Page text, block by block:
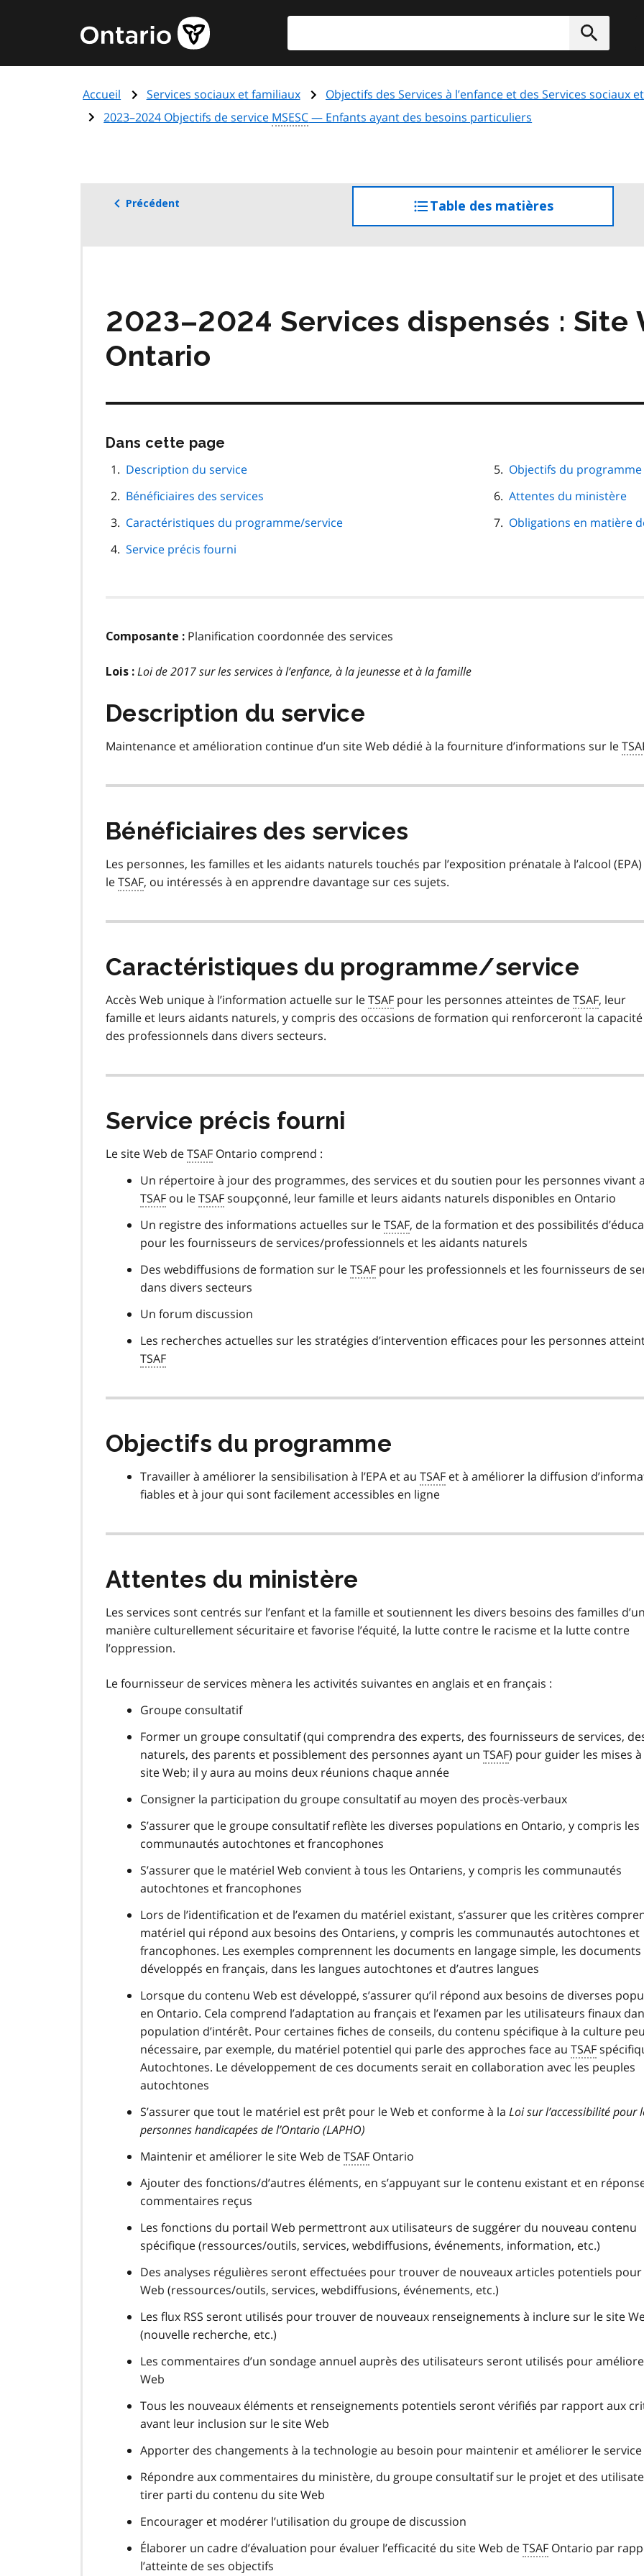
principal
Page
d'accueil
de
l'Ontario
Accueil Services sociaux et familiaux
Objectifs des Services à l’enfance et des Services sociaux
2023–2024 Objectifs de service MSESC— Enfants ayant des besoins particuliers
Précédent Table des matièresaccéder
à
2023–2024 Services dispensés : Site
Ontario
Dans cette page
navigation
page
Description du service
Bénéficiaires des services
Caractéristiques du programme/service
Service précis fourni
Objectifs du programme
Attentes du ministère
Obligations en matière
Composante : Planification coordonnée des services
Lois : Loi de 2017 sur les services à l’enfance, à la jeunesse et à la famille
Description du service
Maintenance et amélioration continue d’un site Web dédié à la fourniture d’informations sur le
Bénéficiaires des services
Les personnes, les familles et les aidants naturels touchés par l’exposition prénatale à l’alcool
leTSAF, ou intéressés à en apprendre davantage sur ces sujets.
Caractéristiques du programme/service
Accès Web unique à l’information actuelle sur leTSAF pour les personnes atteintes deTSAF, leur
famille et leurs aidants naturels, y compris des occasions de formation qui renforceront la capacité
des professionnels dans divers secteurs.
Service précis fourni
Le site Web deTSAF Ontario comprend :
Un répertoire à jour des programmes, des services et du soutien pour les personnes vivant
TSAF ou leTSAFsoupçonné, leur famille et leurs aidants naturels disponibles en Ontario
Un registre des informations actuelles sur leTSAF, de la formation et des possibilités
pour les fournisseurs de services/professionnels et les aidants naturels
Des webdiffusions de formation sur leTSAF pour les professionnels et les fournisseurs de
dans divers secteurs
Un forum discussion
Les recherches actuelles sur les stratégies d’intervention efficaces pour les personnes
TSAF
Objectifs du programme
Travailler à améliorer la sensibilisation à l’EPA et au TSAF et à améliorer la diffusion
fiables et à jour qui sont facilement accessibles en ligne
Attentes du ministère
Les services sont centrés sur l’enfant et la famille et soutiennent les divers besoins des familles
manière culturellement sécuritaire et favorise l’équité, la lutte contre le racisme et la lutte contre
l’oppression.
Le fournisseur de services mènera les activités suivantes en anglais et en français :
Groupe consultatif
Former un groupe consultatif (qui comprendra des experts, des fournisseurs de services,
naturels, des parents et possiblement des personnes ayant un TSAF) pour guider les mises
site Web; il y aura au moins deux réunions chaque année
Consigner la participation du groupe consultatif au moyen des procès-verbaux
S’assurer que le groupe consultatif reflète les diverses populations en Ontario, y compris les
communautés autochtones et francophones
S’assurer que le matériel Web convient à tous les Ontariens, y compris les communautés
autochtones et francophones
Lors de l’identification et de l’examen du matériel existant, s’assurer que les critères
matériel qui répond aux besoins des Ontariens, y compris les communautés autochtones et
francophones. Les exemples comprennent les documents en langage simple, les documents
développés en français, dans les langues autochtones et d’autres langues
Lorsque du contenu Web est développé, s’assurer qu’il répond aux besoins de diverses
en Ontario. Cela comprend l’adaptation au français et l’examen par les utilisateurs finaux
population d’intérêt. Pour certaines fiches de conseils, du contenu spécifique à la culture
nécessaire, par exemple, du matériel potentiel qui parle des approches face au TSAF
Autochtones. Le développement de ces documents serait en collaboration avec les peuples
autochtones
S’assurer que tout le matériel est prêt pour le Web et conforme à la Loi sur l’accessibilité pour
personnes handicapées de l’Ontario (LAPHO)
Maintenir et améliorer le site Web deTSAF Ontario
Ajouter des fonctions/d’autres éléments, en s’appuyant sur le contenu existant et en
commentaires reçus
Les fonctions du portail Web permettront aux utilisateurs de suggérer du nouveau contenu
spécifique (ressources/outils, services, webdiffusions, événements, information, etc.)
Des analyses régulières seront effectuées pour trouver de nouveaux articles potentiels
Web (ressources/outils, services, webdiffusions, événements, etc.)
Les flux RSS seront utilisés pour trouver de nouveaux renseignements à inclure sur le site
(nouvelle recherche, etc.)
Les commentaires d’un sondage annuel auprès des utilisateurs seront utilisés pour
Web
Tous les nouveaux éléments et renseignements potentiels seront vérifiés par rapport aux
avant leur inclusion sur le site Web
Apporter des changements à la technologie au besoin pour maintenir et améliorer le service
Répondre aux commentaires du ministère, du groupe consultatif sur le projet et des
tirer parti du contenu du site Web
Encourager et modérer l’utilisation du groupe de discussion
Élaborer un cadre d’évaluation pour évaluer l’efficacité du site Web deTSAF Ontario par
l’atteinte de ses objectifs